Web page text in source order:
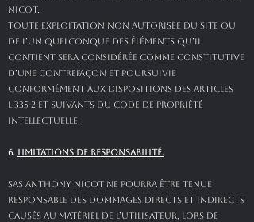
NICOT.
Toute exploitation non autorisée du site ou
de l’un quelconque des éléments qu’il
contient sera considérée comme constitutive
d’une contrefaçon et poursuivie
conformément aux dispositions des articles
L.335-2 et suivants du Code de Propriété
Intellectuelle.
6. LIMITATIONS DE RESPONSABILITÉ.
SAS ANTHONY NICOT ne pourra être tenue
responsable des dommages directs et indirects
causés au matériel de l’utilisateur, lors de